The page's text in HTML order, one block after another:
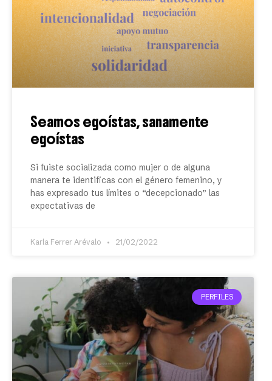
Seamos egoístas, sanamente
egoístas
Si fuiste socializada como mujer o de alguna
manera te identificas con el género femenino, y
has expresado tus límites o “decepcionado” las
expectativas de
Karla Ferrer Arévalo 21/02/2022
PERFILES